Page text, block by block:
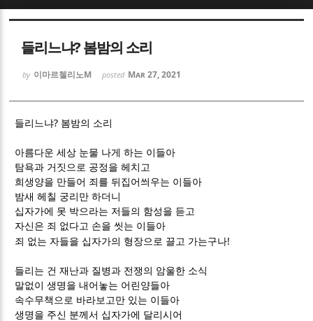
들리느냐? 봄밤의 소리
by 이마르첼리노M posted Mar 27, 2021
들리느냐? 봄밤의 소리
아름다운 세상 눈물 나게 하는 이들아
탐욕과 거짓으로 공정을 헤치고
희생양을 만들어 죄를 뒤집어씌우는 이들아
밤새 헤칠 궁리만 하더니
십자가에 못 박으라는 저들의 함성을 듣고
자신은 죄 없다고 손을 씻는 이들아
죄 없는 자들을 십자가의 형장으로 끌고 가는구나!
들리는 건 재난과 질병과 전쟁의 암울한 소식
말없이 생명을 내어놓는 어린양들아
속수무책으로 바라보고만 있는 이들아
생명을 주신 분께서 십자가에 달리시어
Sketchbook5, 스케치북5
Sketchbook5, 스케치북5
Sketchbook5, 스케치북5
Sketchbook5, 스케치북5